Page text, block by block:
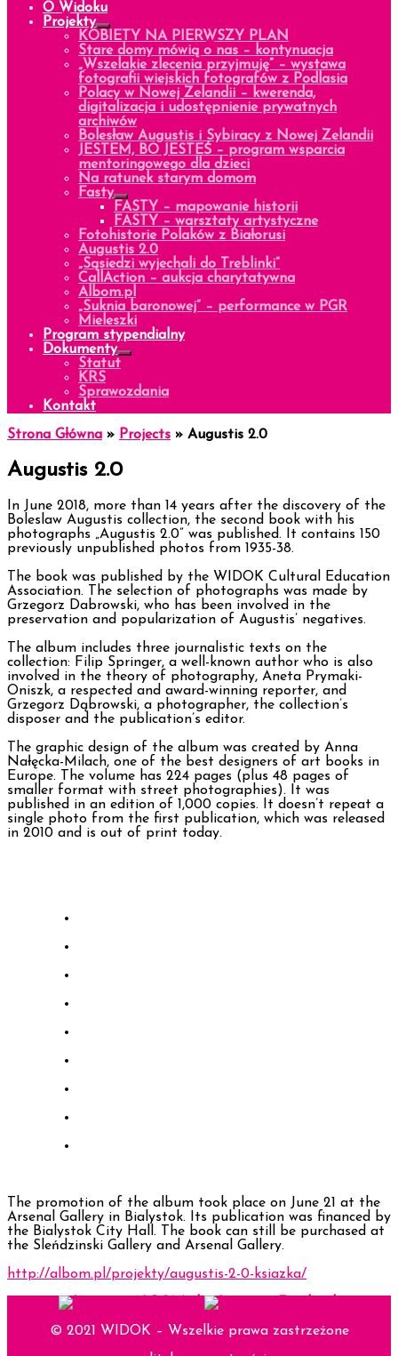
O Widoku
Projekty
KOBIETY NA PIERWSZY PLAN
Stare domy mówią o nas – kontynuacja
„Wszelakie zlecenia przyjmuję” – wystawa
fotografii wiejskich fotografów z Podlasia
Polacy w Nowej Zelandii – kwerenda,
digitalizacja i udostępnienie prywatnych
archiwów
Bolesław Augustis i Sybiracy z Nowej Zelandii
JESTEM, BO JESTEŚ – program wsparcia
mentoringowego dla dzieci
Na ratunek starym domom
Fasty
FASTY – mapowanie historii
FASTY – warsztaty artystyczne
Fotohistorie Polaków z Białorusi
Augustis 2.0
„Sąsiedzi wyjechali do Treblinki”
CallAction – aukcja charytatywna
Albom.pl
„Suknia baronowej” – performance w PGR
Mieleszki
Program stypendialny
Dokumenty
Statut
KRS
Sprawozdania
Kontakt
Strona Główna » Projects » Augustis 2.0
Augustis 2.0
In June 2018, more than 14 years after the discovery of the
Boleslaw Augustis collection, the second book with his
photographs „Augustis 2.0” was published. It contains 150
previously unpublished photos from 1935-38.
The book was published by the WIDOK Cultural Education
Association. The selection of photographs was made by
Grzegorz Dabrowski, who has been involved in the
preservation and popularization of Augustis’ negatives.
The album includes three journalistic texts on the
collection: Filip Springer, a well-known author who is also
involved in the theory of photography, Aneta Prymaki-
Oniszk, a respected and award-winning reporter, and
Grzegorz Dąbrowski, a photographer, the collection’s
disposer and the publication’s editor.
The graphic design of the album was created by Anna
Nałęcka-Milach, one of the best designers of art books in
Europe. The volume has 224 pages (plus 48 pages of
smaller format with street photographies). It was
published in an edition of 1,000 copies. It doesn’t repeat a
single photo from the first publication, which was released
in 2010 and is out of print today.
The promotion of the album took place on June 21 at the
Arsenal Gallery in Bialystok. Its publication was financed by
the Bialystok City Hall. The book can still be purchased at
the Sleńdzinski Gallery and Arsenal Gallery.
http://albom.pl/projekty/augustis-2-0-ksiazka/
© 2021 WIDOK – Wszelkie prawa zastrzeżone